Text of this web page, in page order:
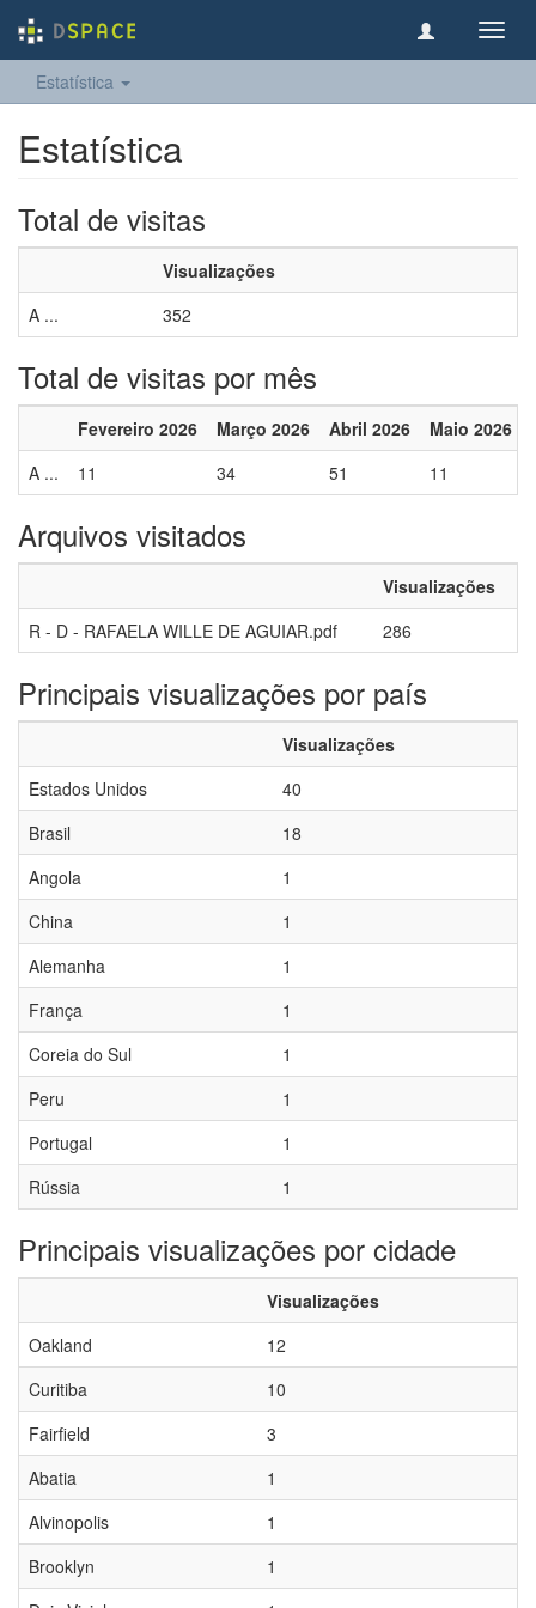
Estatística
Estatística
Total de visitas
Visualizações
A ...
352
Total de visitas por mês
Fevereiro 2026 Março 2026 Abril 2026 Maio 2026
A ...
11 34 51 11
Arquivos visitados
Visualizações
R - D - RAFAELA WILLE DE AGUIAR.pdf
286
Principais visualizações por país
Visualizações
Estados Unidos
40
Brasil
18
Angola
1
China
1
Alemanha
1
França
1
Coreia do Sul
1
Peru
1
Portugal
1
Rússia
1
Principais visualizações por cidade
Visualizações
Oakland
12
Curitiba
10
Fairfield
3
Abatia
1
Alvinopolis
1
Brooklyn
1